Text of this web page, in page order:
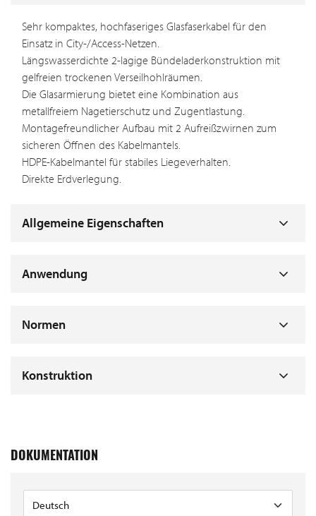
Sehr kompaktes, hochfaseriges Glasfaserkabel für den
Einsatz in City-/Access-Netzen.
Längswasserdichte 2-lagige Bündeladerkonstruktion mit
gelfreien trockenen Verseilhohlräumen.
Die Glasarmierung bietet eine Kombination aus
metallfreiem Nagetierschutz und Zugentlastung.
Montagefreundlicher Aufbau mit 2 Aufreißzwirnen zum
sicheren Öffnen des Kabelmantels.
HDPE-Kabelmantel für stabiles Liegeverhalten.
Direkte Erdverlegung.
Allgemeine Eigenschaften
Anwendung
Normen
Konstruktion
DOKUMENTATION